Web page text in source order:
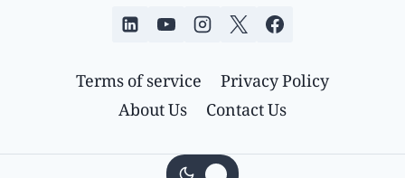
Privacy Policy
Terms of service
Contact Us
About Us